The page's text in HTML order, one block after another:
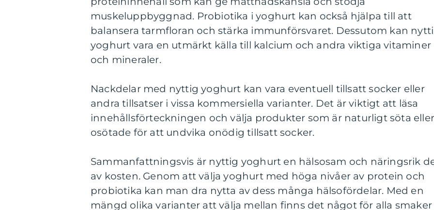
muskeluppbyggnad. Probiotika i yoghurt kan också hjälpa till att
balansera tarmfloran och stärka immunförsvaret. Dessutom kan
yoghurt vara en utmärkt källa till kalcium och andra viktiga vitaminer
och mineraler.
Nackdelar med nyttig yoghurt kan vara eventuell tillsatt socker eller
andra tillsatser i vissa kommersiella varianter. Det är viktigt att läsa
innehållsförteckningen och välja produkter som är naturligt söta
osötade för att undvika onödig tillsatt socker.
Sammanfattningsvis är nyttig yoghurt en hälsosam och näringsrik
av kosten. Genom att välja yoghurt med höga nivåer av protein och
probiotika kan man dra nytta av dess många hälsofördelar. Med en
mängd olika varianter att välja mellan finns det något för alla smaker